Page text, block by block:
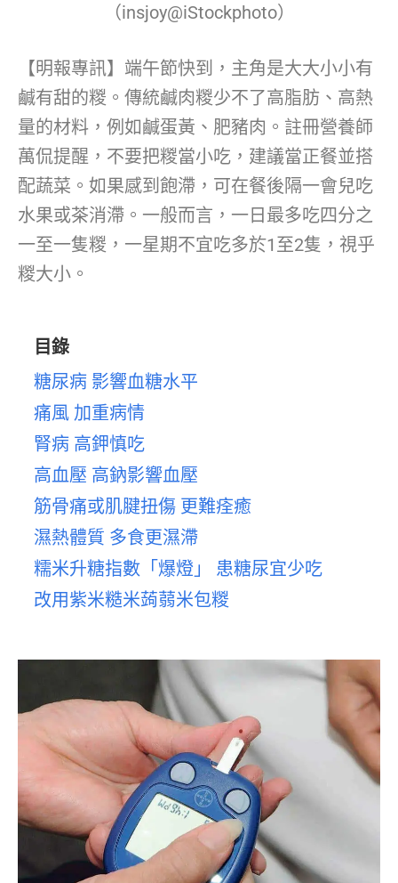
（insjoy@iStockphoto）
【明報專訊】端午節快到，主角是大大小小有
鹹有甜的糉。傳統鹹肉糉少不了高脂肪、高熱
量的材料，例如鹹蛋黃、肥豬肉。註冊營養師
萬侃提醒，不要把糉當小吃，建議當正餐並搭
配蔬菜。如果感到飽滯，可在餐後隔一會兒吃
水果或茶消滯。一般而言，一日最多吃四分之
一至一隻糉，一星期不宜吃多於1至2隻，視乎
糉大小。
目錄
糖尿病 影響血糖水平
痛風 加重病情
腎病 高鉀慎吃
高血壓 高鈉影響血壓
筋骨痛或肌腱扭傷 更難痊癒
濕熱體質 多食更濕滯
糯米升糖指數「爆燈」 患糖尿宜少吃
改用紫米糙米蒟蒻米包糉